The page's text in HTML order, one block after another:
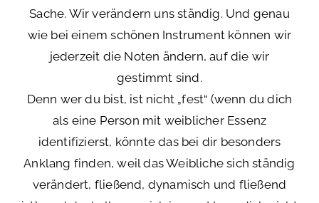
Sache. Wir verändern uns ständig. Und genau
wie bei einem schönen Instrument können wir
jederzeit die Noten ändern, auf die wir
gestimmt sind.
Denn wer du bist, ist nicht „fest“ (wenn du dich
als eine Person mit weiblicher Essenz
identifizierst, könnte das bei dir besonders
Anklang finden, weil das Weibliche sich ständig
verändert, fließend, dynamisch und fließend